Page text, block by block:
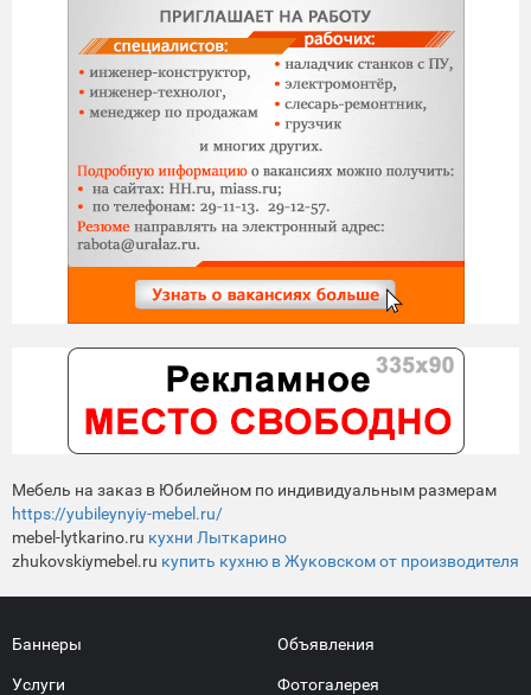
Мебель на заказ в Юбилейном по индивидуальным размерам
https://yubileynyiy-mebel.ru/
mebel-lytkarino.ru кухни Лыткарино
zhukovskiymebel.ru купить кухню в Жуковском от производителя
Баннеры
Услуги
Объявления
Фотогалерея